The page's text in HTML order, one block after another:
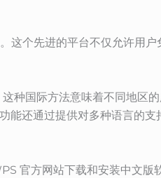
这个先进的平台不仅允许用
种国际方法意味着不同地区
能还通过提供对多种语言的
官方网站下载和安装中文版